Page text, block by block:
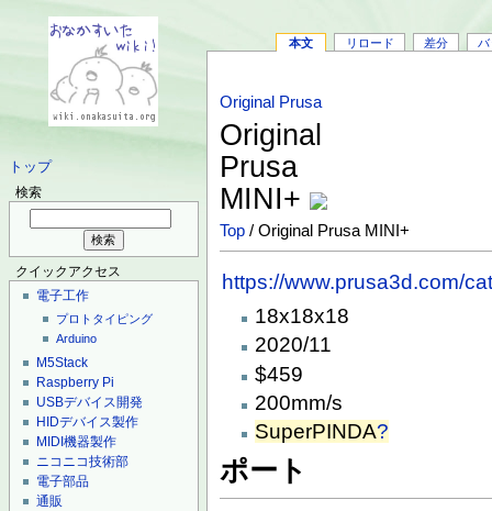
トップ
検索
クイックアクセス
電子工作
プロトタイピング
Arduino
M5Stack
Raspberry Pi
USBデバイス開発
HIDデバイス製作
MIDI機器製作
ニコニコ技術部
電子部品
通販
本文 リロード 差分 バ
Original Prusa
Original
Prusa
MINI+
Top / Original Prusa MINI+
https://www.prusa3d.com/
18x18x18
2020/11
$459
200mm/s
SuperPINDA?
ポート